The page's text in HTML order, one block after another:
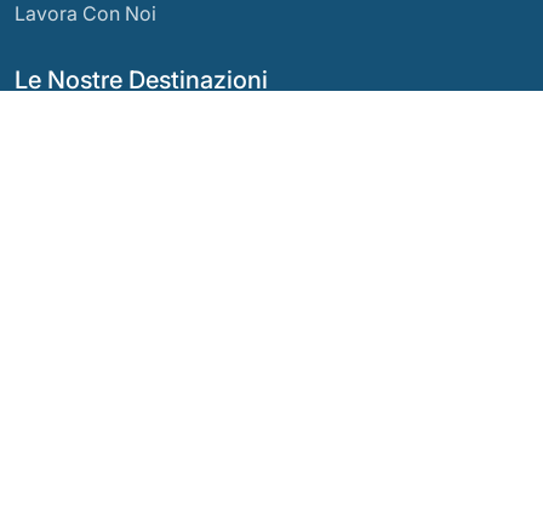
Le Nostre Destinazioni
Lavora Con Noi